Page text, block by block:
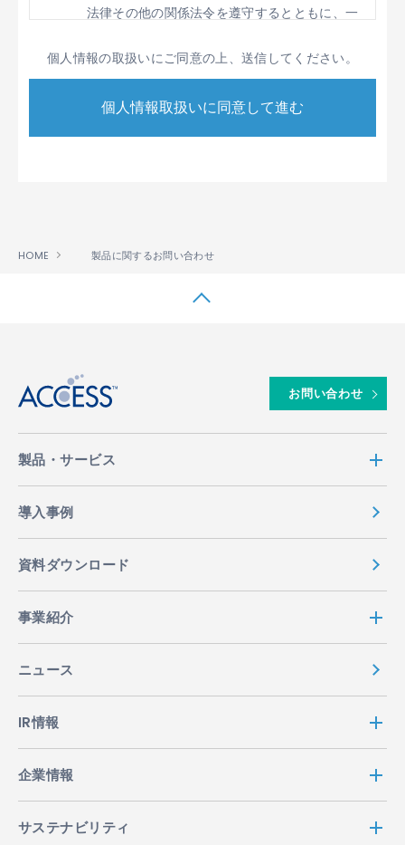
法律その他の関係法令を遵守するとともに、一
に関する慣行に準拠し、適切に取り扱います。
また、適宜、取扱いの改善に努めます。
個人情報の取扱いに関する規程を明確にし、こ
個人情報の漏洩、紛失、改ざん等を防止するた
法でお受けし、誠意をもって対処いたします。
1.2 ACCESSは、第1.1項に定める方針に基づき、具体
的には、次条以下に定める内容に従って個人情報を取
り扱います。
で利用させて頂きます。但し、採用に関連して取得し
た個人情報については、採用にかかる業務（選考・連
絡・手続き等）にのみ利用いたします。
お客様からご注文・お申込頂いた製品・サービ
ACCESSの製品・サービス等に関するお知ら
お客様から頂いたお問合せ等への回答
個人情報の取扱いにご同意の上、送信してください。
HOME 製品に関するお問い合わせ
お問い合わせ
製品・サービス
導入事例
資料ダウンロード
事業紹介
ニュース
IR情報
企業情報
サステナビリティ